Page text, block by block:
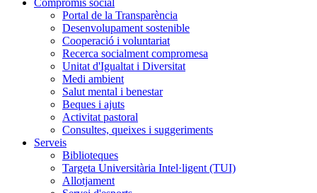
Portal de la Transparència
Desenvolupament sostenible
Cooperació i voluntariat
Recerca socialment compromesa
Unitat d'Igualtat i Diversitat
Medi ambient
Salut mental i benestar
Beques i ajuts
Activitat pastoral
Consultes, queixes i suggeriments
Serveis
Biblioteques
Targeta Universitària Intel·ligent (TUI)
Allotjament